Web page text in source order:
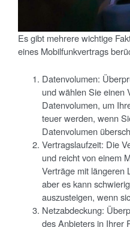
Es gibt mehrere wichtige
eines Mobilfunkvertrags
Datenvolumen:
und wählen Sie einen
Datenvolumen, um
teuer werden, wenn
Datenvolumen
Vertragslaufzeit: Die
und reicht von einem
Verträge mit längeren
aber es kann
auszusteigen, wenn
Netzabdeckung:
des Anbieters in Ihrer